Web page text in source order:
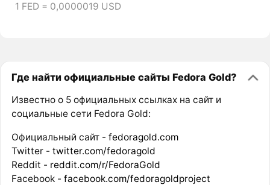
1 FED = 0,0000019 USD
Где найти официальные сайты Fedora Gold?
Известно о 5 официальных ссылках на сайт и
социальные сети Fedora Gold:
Официальный сайт - fedoragold.com
Twitter - twitter.com/fedoragold
Reddit - reddit.com/r/FedoraGold
Facebook - facebook.com/fedoragoldproject